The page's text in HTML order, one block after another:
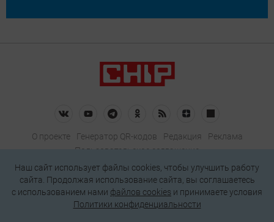
О проекте Генератор QR-кодов Редакция
Реклама
Пользовательское соглашение
Политика конфиденциальности
Подписаться на рассылку
Наш сайт использует файлы cookies, чтобы улучшить работу
сайта. Продолжая использование сайта, вы соглашаетесь
c использованием нами файлов cookies и принимаете условия
Политики конфиденциальности